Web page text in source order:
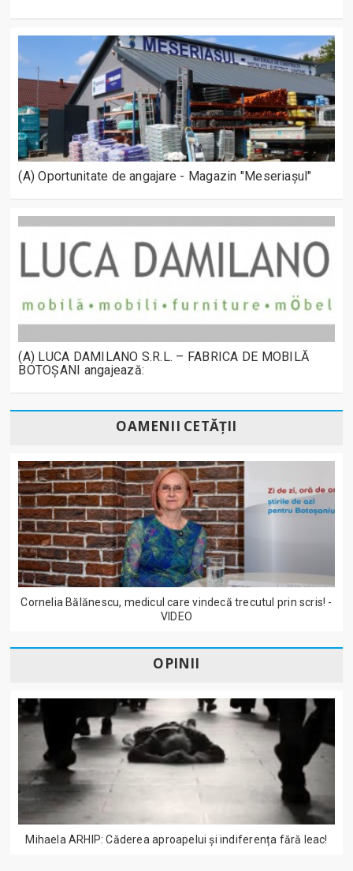
(A) Oportunitate de angajare - Magazin "Meseriașul"
(A) LUCA DAMILANO S.R.L. – FABRICA DE MOBILĂ
BOTOȘANI angajează:
OAMENII CETĂȚII
Cornelia Bălănescu, medicul care vindecă trecutul prin scris! -
VIDEO
OPINII
Mihaela ARHIP: Căderea aproapelui și indiferența fără leac!